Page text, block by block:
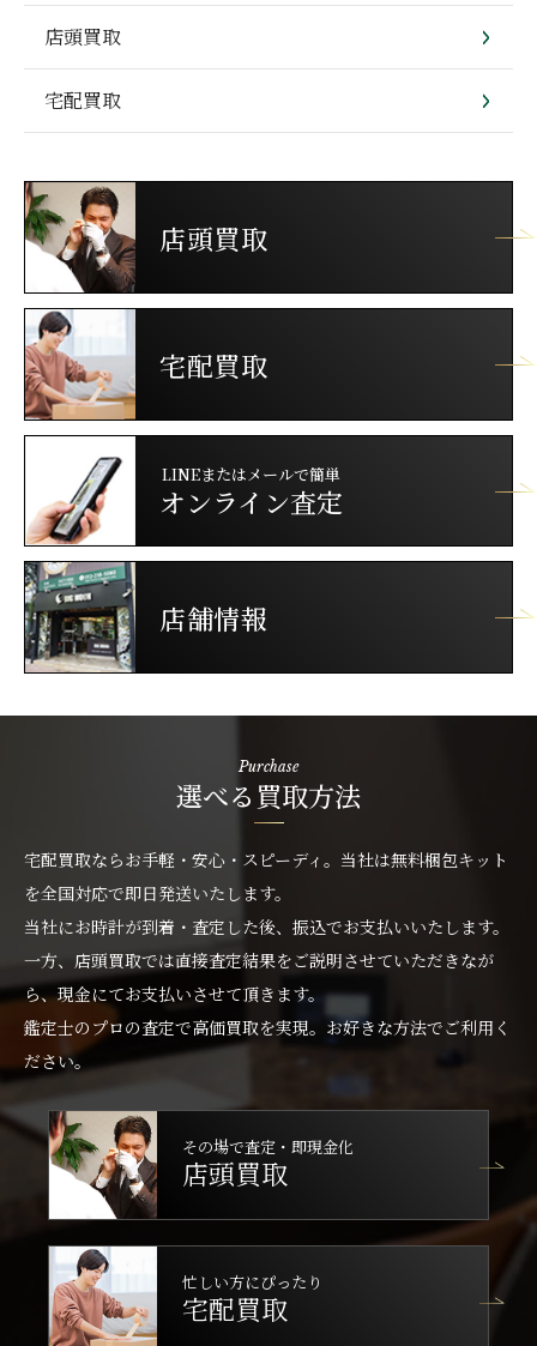
店頭買取
宅配買取
店頭買取
宅配買取
LINEまたはメールで簡単
オンライン査定
店舗情報
Purchase
選べる買取方法
宅配買取ならお手軽・安心・スピーディ。当社は無料梱包キット
を全国対応で即日発送いたします。
当社にお時計が到着・査定した後、振込でお支払いいたします。
一方、店頭買取では直接査定結果をご説明させていただきなが
ら、現金にてお支払いさせて頂きます。
鑑定士のプロの査定で高価買取を実現。お好きな方法でご利用く
ださい。
その場で査定・即現金化
店頭買取
忙しい方にぴったり
宅配買取